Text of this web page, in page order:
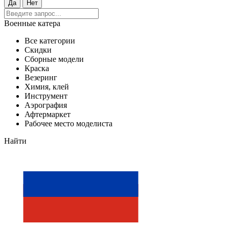
Военные катера
Все категории
Скидки
Сборные модели
Краска
Везеринг
Химия, клей
Инструмент
Аэрография
Афтермаркет
Рабочее место моделиста
Найти